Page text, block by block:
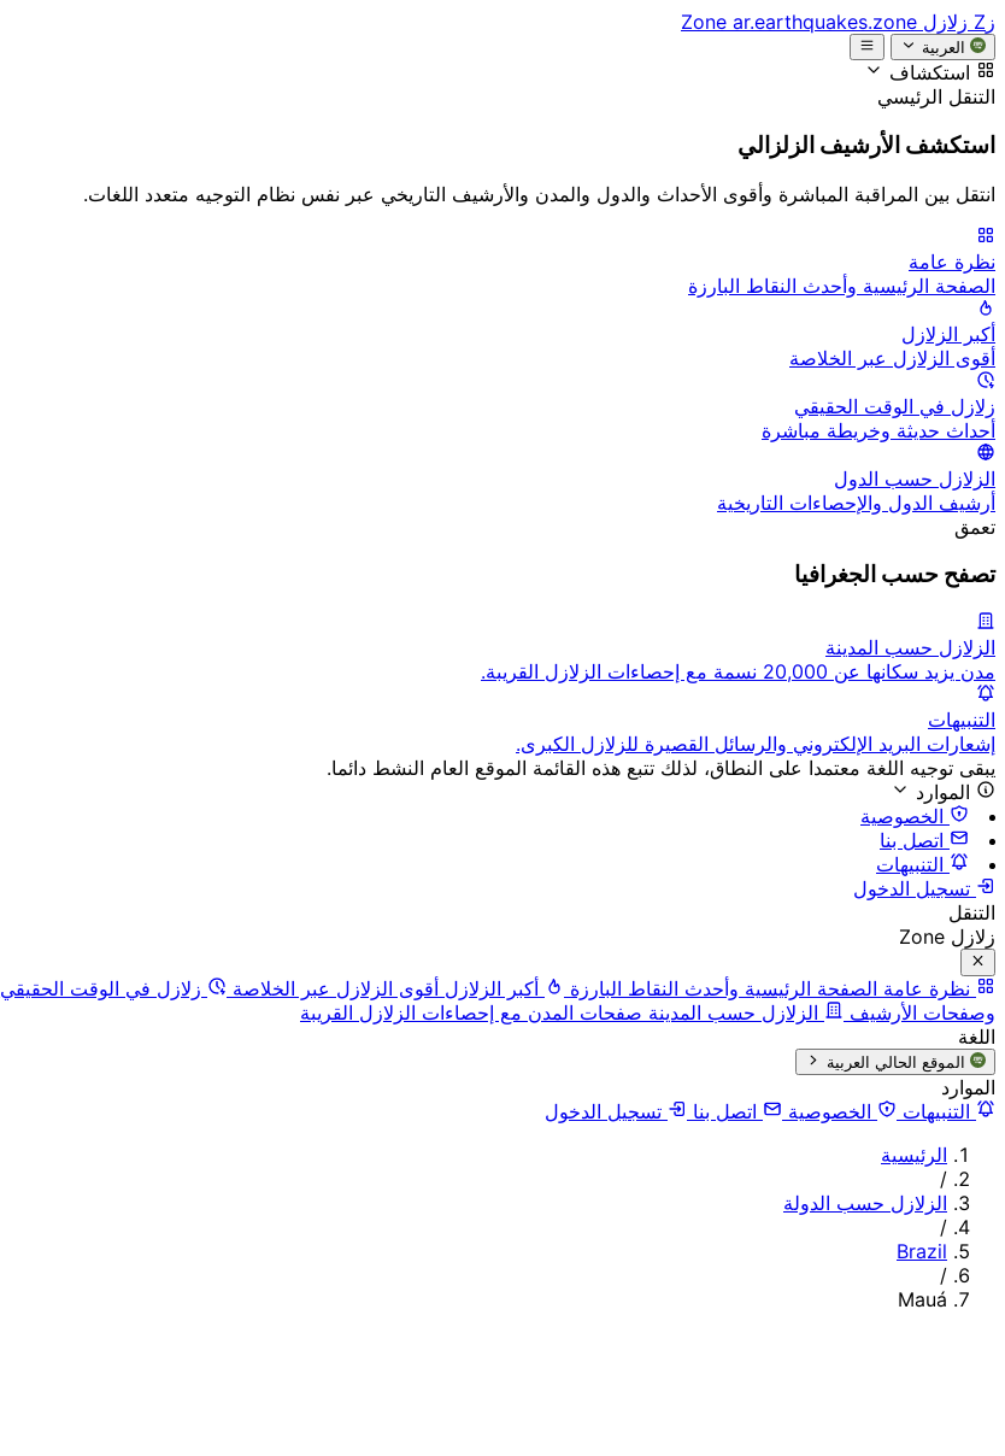
زZ زلازل Zone ar.earthquakes.zone
العربية
استكشاف
التنقل الرئيسي
استكشف الأرشيف الزلزالي
انتقل بين المراقبة المباشرة وأقوى الأحداث والدول والمدن والأرشيف التاريخي عبر نفس نظام التوجيه متعدد اللغات.
نظرة عامة
الصفحة الرئيسية وأحدث النقاط البارزة
أكبر الزلازل
أقوى الزلازل عبر الخلاصة
زلازل في الوقت الحقيقي
أحداث حديثة وخريطة مباشرة
الزلازل حسب الدول
أرشيف الدول والإحصاءات التاريخية
تعمق
تصفح حسب الجغرافيا
الزلازل حسب المدينة
مدن يزيد سكانها عن 20,000 نسمة مع إحصاءات الزلازل القريبة.
التنبيهات
إشعارات البريد الإلكتروني والرسائل القصيرة للزلازل الكبرى.
يبقى توجيه اللغة معتمدا على النطاق، لذلك تتبع هذه القائمة الموقع العام النشط دائما.
الموارد
الخصوصية
اتصل بنا
التنبيهات
تسجيل الدخول
التنقل
زلازل Zone
نظرة عامة الصفحة الرئيسية وأحدث النقاط البارزة أكبر الزلازل أقوى الزلازل عبر الخلاصة زلازل في الوقت الحقيقي
وصفحات الأرشيف
الزلازل حسب المدينة صفحات المدن مع إحصاءات الزلازل القريبة
اللغة
الموقع الحالي العربية
الموارد
التنبيهات
الخصوصية اتصل بنا
تسجيل الدخول
الرئيسية
/
الزلازل حسب الدولة
/
Brazil
/
Mauá